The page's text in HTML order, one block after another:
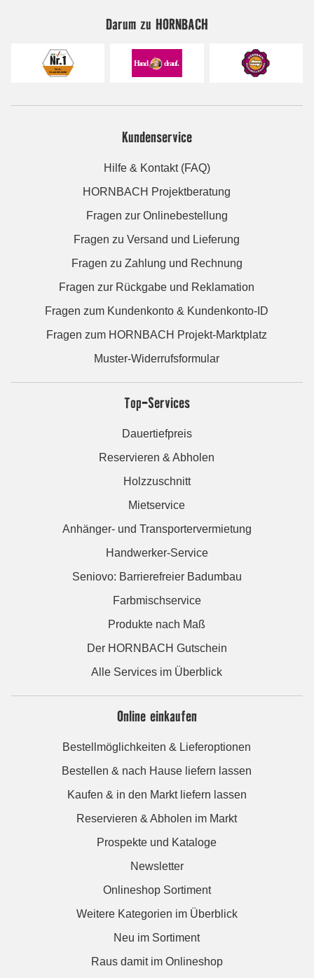
Darum zu HORNBACH
Kundenservice
Hilfe & Kontakt (FAQ)
HORNBACH Projektberatung
Fragen zur Onlinebestellung
Fragen zu Versand und Lieferung
Fragen zu Zahlung und Rechnung
Fragen zur Rückgabe und Reklamation
Fragen zum Kundenkonto & Kundenkonto-ID
Fragen zum HORNBACH Projekt-Marktplatz
Muster-Widerrufsformular
Top-Services
Dauertiefpreis
Reservieren & Abholen
Holzzuschnitt
Mietservice
Anhänger- und Transportervermietung
Handwerker-Service
Seniovo: Barrierefreier Badumbau
Farbmischservice
Produkte nach Maß
Der HORNBACH Gutschein
Alle Services im Überblick
Online einkaufen
Bestellmöglichkeiten & Lieferoptionen
Bestellen & nach Hause liefern lassen
Kaufen & in den Markt liefern lassen
Reservieren & Abholen im Markt
Prospekte und Kataloge
Newsletter
Onlineshop Sortiment
Weitere Kategorien im Überblick
Neu im Sortiment
Raus damit im Onlineshop